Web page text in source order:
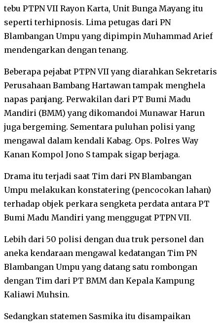
tebu PTPN VII Rayon Karta, Unit Bunga Mayang itu
seperti terhipnosis. Lima petugas dari PN
Blambangan Umpu yang dipimpin Muhammad Arief
mendengarkan dengan tenang.
Beberapa pejabat PTPN VII yang diarahkan Sekretaris
Perusahaan Bambang Hartawan tampak menghela
napas panjang. Perwakilan dari PT Bumi Madu
Mandiri (BMM) yang dikomandoi Munawar Harun
juga bergeming. Sementara puluhan polisi yang
mengawal dalam kendali Kabag. Ops. Polres Way
Kanan Kompol Jono S tampak sigap berjaga.
Drama itu terjadi saat Tim dari PN Blambangan
Umpu melakukan konstatering (pencocokan lahan)
terhadap objek perkara sengketa perdata antara PT
Bumi Madu Mandiri yang menggugat PTPN VII.
Lebih dari 50 polisi dengan dua truk personel dan
aneka kendaraan mengawal kedatangan Tim PN
Blambangan Umpu yang datang satu rombongan
dengan Tim dari PT BMM dan Kepala Kampung
Kaliawi Muhsin.
Sedangkan statemen Sasmika itu disampaikan